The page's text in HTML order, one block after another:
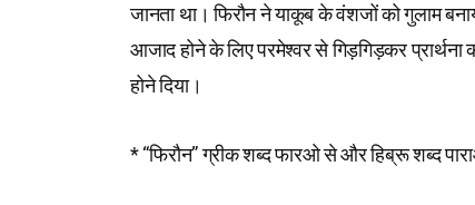
जानता था। फिरौन ने याकूब के वंशजों को गुलाम
आजाद होने के लिए परमेश्वर से गिड़गिड़कर
होने दिया।
* “फिरौन” ग्रीक शब्द फारओ से और हिब्रू शब्द